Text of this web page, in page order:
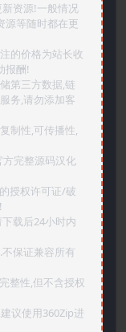
资源!一般情况
源等随时都在更
的价格为站长收
报酬!
第三方数据,链
务,请勿添加客
制性,可传播性,
完整源码汉化
授权许可证/破
载后24小时内
保证兼容所有
整性,但不含授权
议使用360Zip进